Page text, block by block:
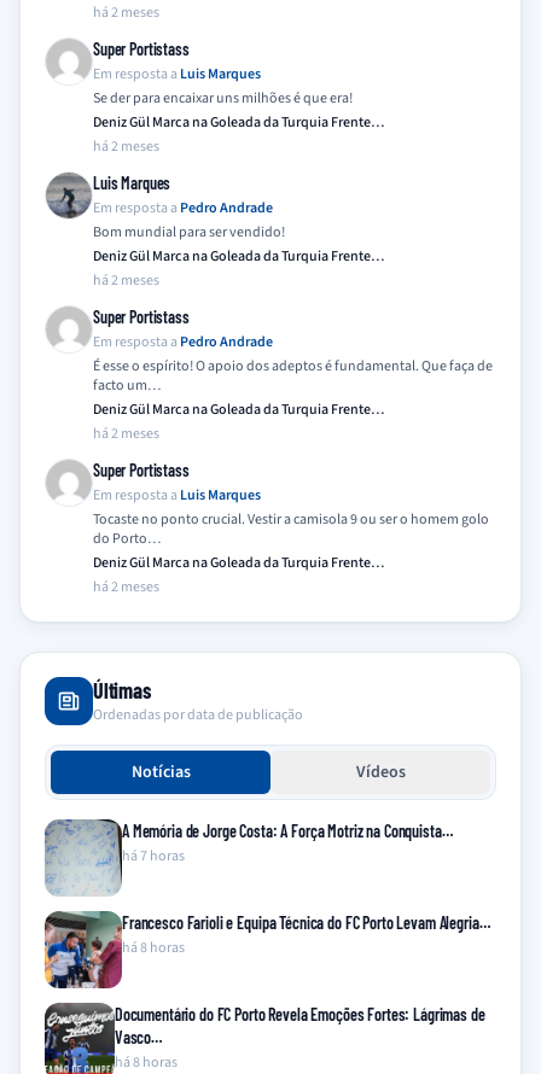
há 2 meses
Super Portistass
Em resposta a Luis Marques
Se der para encaixar uns milhões é que era!
Deniz Gül Marca na Goleada da Turquia Frente…
há 2 meses
Luis Marques
Em resposta a Pedro Andrade
Bom mundial para ser vendido!
Deniz Gül Marca na Goleada da Turquia Frente…
há 2 meses
Super Portistass
Em resposta a Pedro Andrade
É esse o espírito! O apoio dos adeptos é fundamental. Que faça de
facto um…
Deniz Gül Marca na Goleada da Turquia Frente…
há 2 meses
Super Portistass
Em resposta a Luis Marques
Tocaste no ponto crucial. Vestir a camisola 9 ou ser o homem golo
do Porto…
Deniz Gül Marca na Goleada da Turquia Frente…
há 2 meses
Últimas
Ordenadas por data de publicação
Notícias Vídeos
A Memória de Jorge Costa: A Força Motriz na Conquista…
há 7 horas
Francesco Farioli e Equipa Técnica do FC Porto Levam Alegria…
há 8 horas
Documentário do FC Porto Revela Emoções Fortes: Lágrimas de
Vasco…
há 8 horas